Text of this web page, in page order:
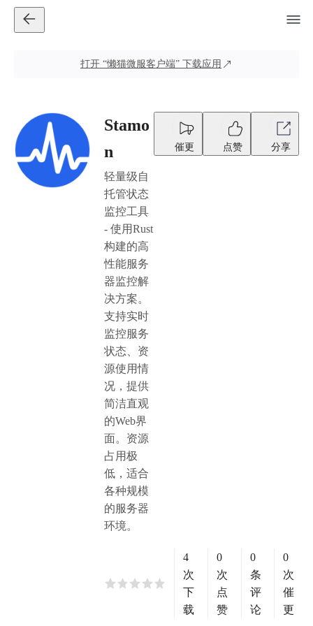
打开 “懒猫微服客户端” 下载应用
Stamo
n
轻量级自
托管状态
监控工具
- 使用Rust
构建的高
性能服务
器监控解
决方案。
支持实时
监控服务
状态、资
源使用情
况，提供
简洁直观
的Web界
面。资源
占用极
低，适合
各种规模
的服务器
环境。
催更 点赞 分享
4
次
下
载
0
次
点
赞
0
条
评
论
0
次
催
更